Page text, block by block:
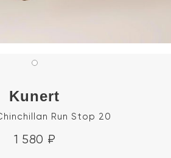
Kunert
Run Stop 20
1 580 ₽